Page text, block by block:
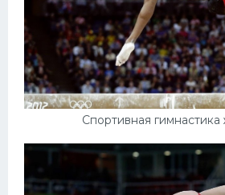
Спортивная